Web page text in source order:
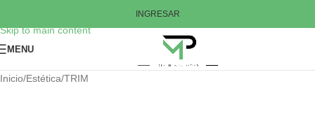
Skip to main content
INGRESAR
MENU
Inicio/Estética/TRIM